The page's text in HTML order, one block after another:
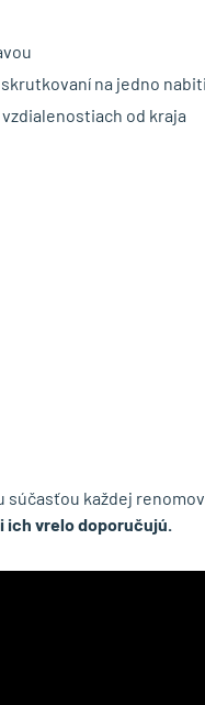
na jedno
od kraja
každej
ich vrelo doporučujú.